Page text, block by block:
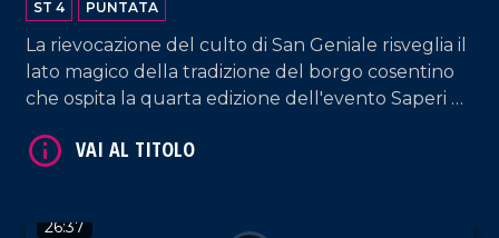
tradizioni e fede
ST 4 PUNTATA
La rievocazione del culto di San Geniale risveglia il
lato magico della tradizione del borgo cosentino
che ospita la quarta edizione dell'evento Saperi e
26:37